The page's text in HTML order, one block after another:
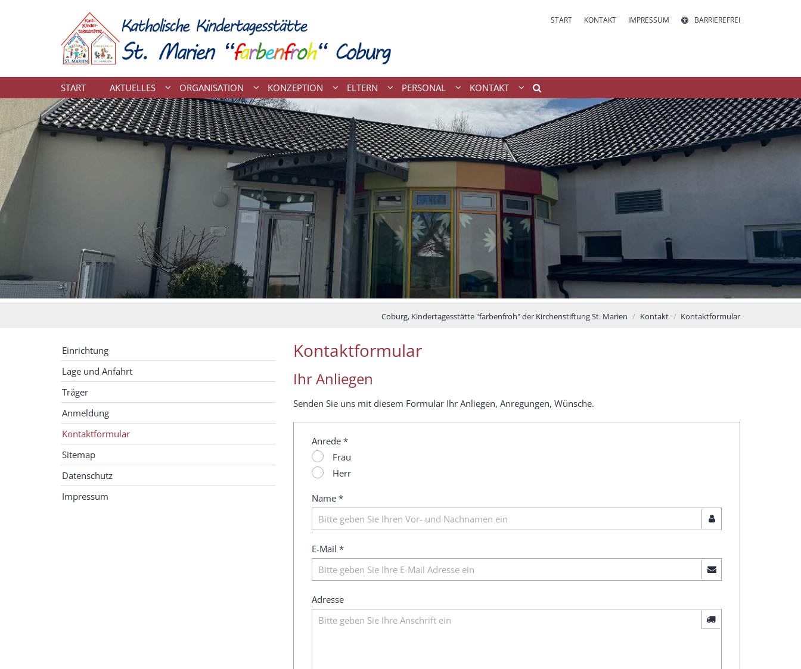
START KONTAKT IMPRESSUM BARRIEREFREI
START AKTUELLES ORGANISATION KONZEPTION ELTERN PERSONAL KONTAKT
Coburg, Kindertagesstätte "farbenfroh" der Kirchenstiftung St. Marien Kontakt Kontaktformular
Kontaktformular
Ihr Anliegen
Senden Sie uns mit diesem Formular Ihr Anliegen, Anregungen, Wünsche.
Anrede *
Frau
Herr
Name *
E-Mail *
Adresse
Einrichtung
Lage und Anfahrt
Träger
Anmeldung
Kontaktformular
Sitemap
Datenschutz
Impressum